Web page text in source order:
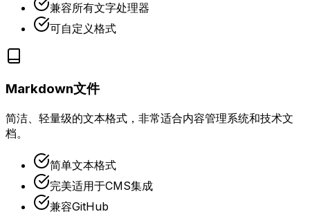
兼容所有文字处理器
可自定义格式
Markdown文件
简洁、轻量级的文本格式，非常适合内容管理系统和技术文
档。
简单文本格式
完美适用于CMS集成
兼容GitHub